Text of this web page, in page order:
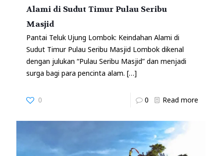
Alami di Sudut Timur Pulau Seribu
Masjid
Pantai Teluk Ujung Lombok: Keindahan Alami di
Sudut Timur Pulau Seribu Masjid Lombok dikenal
dengan julukan “Pulau Seribu Masjid” dan menjadi
surga bagi para pencinta alam. […]
0 0 Read more